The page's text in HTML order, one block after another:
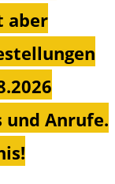
aber
und Anrufe.